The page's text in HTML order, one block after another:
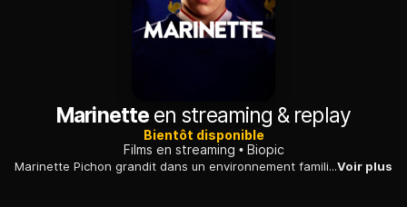
Marinetteen streaming & replay
Bientôt disponible
Films en streaming
Biopic
Marinette Pichon grandit dans un environnement familial toxique, avec un père violent. Pour y échapper, elle se réfugie dans le football. Subissant les moqueries en tout genre, elle se forge peu à peu le caractère, tout en développant une grande aisance avec le ballon rond...Voir plus